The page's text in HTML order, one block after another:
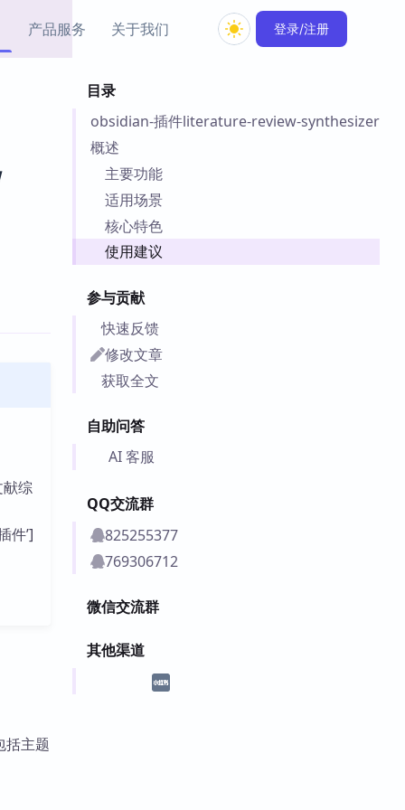
产品服务
Obsidian 教程
关于我们 登录/注册
目录
obsidian-插件literature-review-synthesizer
概述
主要功能
适用场景
核心特色
使用建议
参与贡献
快速反馈
修改文章
获取全文
自助问答
AI 客服
QQ交流群
825255377
769306712
微信交流群
其他渠道
综
件’]
括主题